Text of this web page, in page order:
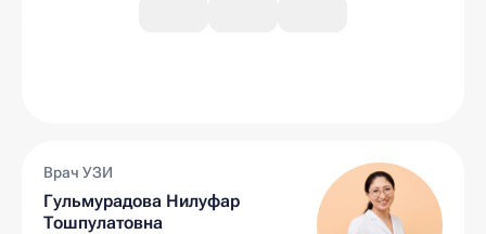
Врач УЗИ
Гульмурадова Нилуфар
Тошпулатовна